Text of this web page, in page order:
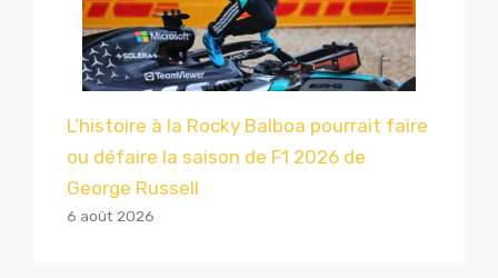
L’histoire à la Rocky Balboa pourrait faire
ou défaire la saison de F1 2026 de
George Russell
6 août 2026